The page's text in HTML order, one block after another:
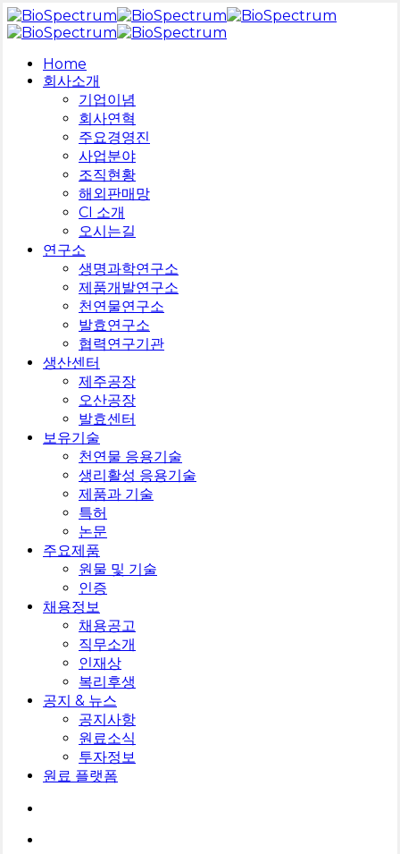
Skip
to
content
search
MenuHome
회사소개
기업이념
회사연혁
주요경영진
사업분야
조직현황
해외판매망
CI 소개
오시는길
연구소
생명과학연구소
제품개발연구소
천연물연구소
발효연구소
협력연구기관
생산센터
제주공장
오산공장
발효센터
보유기술
천연물 응용기술
생리활성 응용기술
제품과 기술
특허
논문
주요제품
원물 및 기술
인증
채용정보
채용공고
직무소개
인재상
복리후생
공지 & 뉴스
공지사항
원료소식
투자정보
원료 플랫폼